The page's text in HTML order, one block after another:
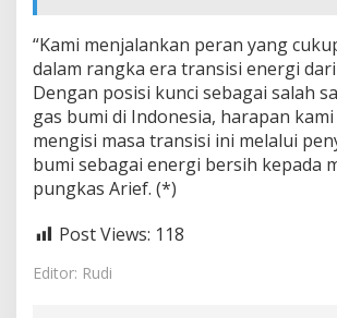
“Kami menjalankan peran yang
dalam rangka era transisi energi
Dengan posisi kunci sebagai salah
gas bumi di Indonesia, harapan
mengisi masa transisi ini melalui
bumi sebagai energi bersih kepada
pungkas Arief. (*)
Post Views: 118
Editor: Rudi